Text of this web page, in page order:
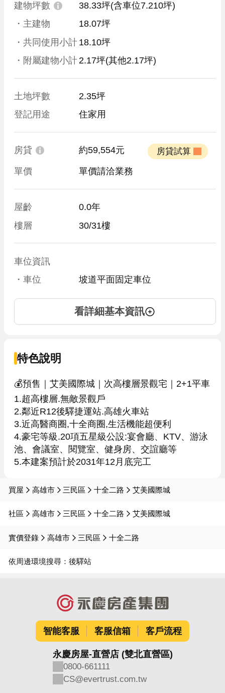
建物坪數 38.33坪(含車位7.210坪)
・主建物
18.07坪
・共同使用小計 18.10坪
・附屬建物小計 2.17坪(其他2.17坪)
土地坪數
2.35坪
登記用途
住家用
房貸 約59,554元
單價 單價請洽業務
屋齡
0.0年
樓層
30/31樓
車位資訊
・車位
坡道平面固定車位
看詳細基本資訊
特色說明
💰預售｜艾美國際城｜次高樓層景觀宅｜2+1平車
1.超高樓層.無敵景觀戶
2.鄰近R12後驛捷運站.高雄火車站
3.近高醫商圈,十全商圈,生活機能超便利
4.豪宅等級.20項五星級公設:宴會廳、KTV、游泳
池、會議室、閱覽室、健身房、交誼廳等
買屋 高雄市 三民區 十全二路 艾美國際城
社區 高雄市 三民區 十全二路 艾美國際城
實價登錄 高雄市 三民區 十全二路
依周邊環境搜尋： 後驛站
智能客服 客服信箱 客戶流程
永慶房屋-直營店 (雙北直營區)
0800-661111
CS@evertrust.com.tw